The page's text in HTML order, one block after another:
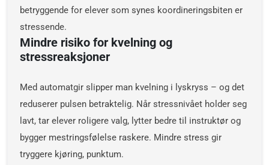
betryggende for elever som synes koordineringsbiten er
stressende.
Mindre risiko for kvelning og
stressreaksjoner
Med automatgir slipper man kvelning i lyskryss – og det
reduserer pulsen betraktelig. Når stressnivået holder seg
lavt, tar elever roligere valg, lytter bedre til instruktør og
bygger mestringsfølelse raskere. Mindre stress gir
tryggere kjøring, punktum.